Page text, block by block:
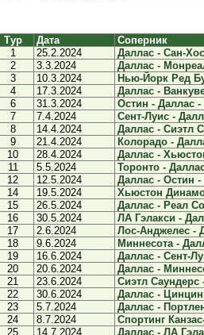
Тур Дата
Соперник
1
25.2.2024
Даллас - Сан-
2
3.3.2024
Даллас -
3
10.3.2024
Нью-Йорк Ред
4
17.3.2024
Даллас -
6
31.3.2024
Остин - Даллас -
7
7.4.2024
Сент-Луис -
8
14.4.2024
Даллас - Сиэтл
9
21.4.2024
Колорадо -
10
28.4.2024
Даллас -
11
5.5.2024
Торонто -
12
12.5.2024
Даллас - Остин -
14
19.5.2024
Хьюстон
15
26.5.2024
Даллас - Реал
16
30.5.2024
ЛА Гэлакси -
17
2.6.2024
Лос-Анджелес -
18
9.6.2024
Миннесота -
19
16.6.2024
Даллас - Сент-
20
20.6.2024
Даллас -
21
23.6.2024
Сиэтл Саундерс
22
30.6.2024
Даллас -
23
5.7.2024
Даллас -
24
8.7.2024
Спортинг
25
14.7.2024
Даллас - ЛА